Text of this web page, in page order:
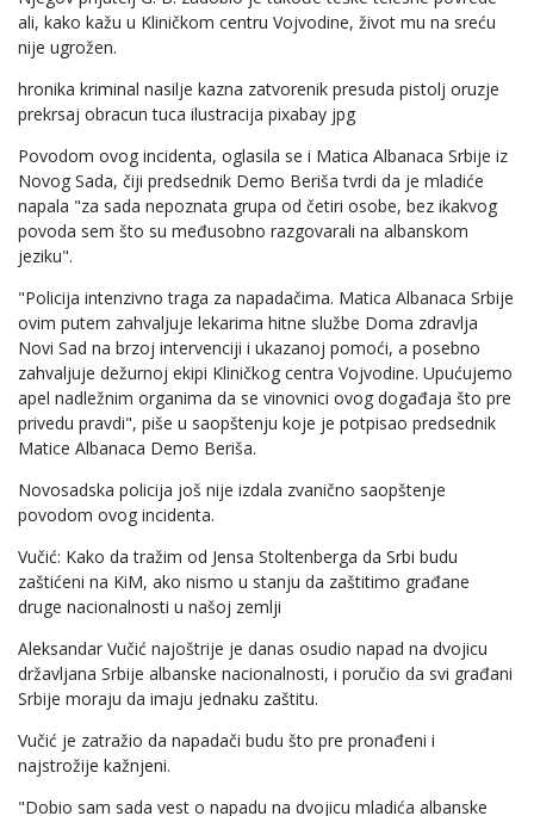
ali, kako kažu u Kliničkom centru Vojvodine, život mu na sreću
nije ugrožen.
hronika kriminal nasilje kazna zatvorenik presuda pistolj oruzje
prekrsaj obracun tuca ilustracija pixabay jpg
Povodom ovog incidenta, oglasila se i Matica Albanaca Srbije iz
Novog Sada, čiji predsednik Demo Beriša tvrdi da je mladiće
napala "za sada nepoznata grupa od četiri osobe, bez ikakvog
povoda sem što su međusobno razgovarali na albanskom
jeziku".
"Policija intenzivno traga za napadačima. Matica Albanaca Srbije
ovim putem zahvaljuje lekarima hitne službe Doma zdravlja
Novi Sad na brzoj intervenciji i ukazanoj pomoći, a posebno
zahvaljuje dežurnoj ekipi Kliničkog centra Vojvodine. Upućujemo
apel nadležnim organima da se vinovnici ovog događaja što pre
privedu pravdi", piše u saopštenju koje je potpisao predsednik
Matice Albanaca Demo Beriša.
Novosadska policija još nije izdala zvanično saopštenje
povodom ovog incidenta.
Vučić: Kako da tražim od Jensa Stoltenberga da Srbi budu
zaštićeni na KiM, ako nismo u stanju da zaštitimo građane
druge nacionalnosti u našoj zemlji
Aleksandar Vučić najoštrije je danas osudio napad na dvojicu
državljana Srbije albanske nacionalnosti, i poručio da svi građani
Srbije moraju da imaju jednaku zaštitu.
Vučić je zatražio da napadači budu što pre pronađeni i
najstrožije kažnjeni.
"Dobio sam sada vest o napadu na dvojicu mladića albanske